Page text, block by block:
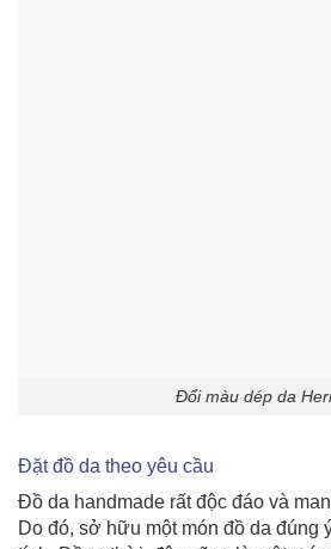
Đổi màu dép da
Đặt đồ da theo yêu cầu
Đồ da handmade rất độc đáo và
Do đó, sở hữu một món đồ da đúng